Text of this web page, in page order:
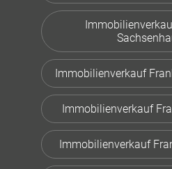
Immobilienverkauf
Immobilienverkauf
Immobilienverkauf